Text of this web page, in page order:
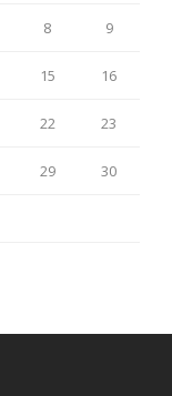
8 9
15 16
22 23
29 30